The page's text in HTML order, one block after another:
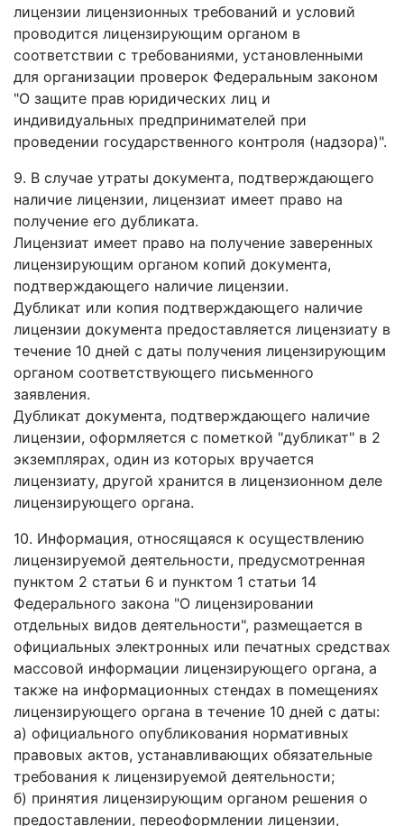
лицензии лицензионных требований и условий
проводится лицензирующим органом в
соответствии с требованиями, установленными
для организации проверок Федеральным законом
"О защите прав юридических лиц и
индивидуальных предпринимателей при
проведении государственного контроля (надзора)".
9. В случае утраты документа, подтверждающего
наличие лицензии, лицензиат имеет право на
получение его дубликата.
Лицензиат имеет право на получение заверенных
лицензирующим органом копий документа,
подтверждающего наличие лицензии.
Дубликат или копия подтверждающего наличие
лицензии документа предоставляется лицензиату в
течение 10 дней с даты получения лицензирующим
органом соответствующего письменного
заявления.
Дубликат документа, подтверждающего наличие
лицензии, оформляется с пометкой "дубликат" в 2
экземплярах, один из которых вручается
лицензиату, другой хранится в лицензионном деле
лицензирующего органа.
10. Информация, относящаяся к осуществлению
лицензируемой деятельности, предусмотренная
пунктом 2 статьи 6 и пунктом 1 статьи 14
Федерального закона "О лицензировании
отдельных видов деятельности", размещается в
официальных электронных или печатных средствах
массовой информации лицензирующего органа, а
также на информационных стендах в помещениях
лицензирующего органа в течение 10 дней с даты:
а) официального опубликования нормативных
правовых актов, устанавливающих обязательные
требования к лицензируемой деятельности;
б) принятия лицензирующим органом решения о
предоставлении, переоформлении лицензии,